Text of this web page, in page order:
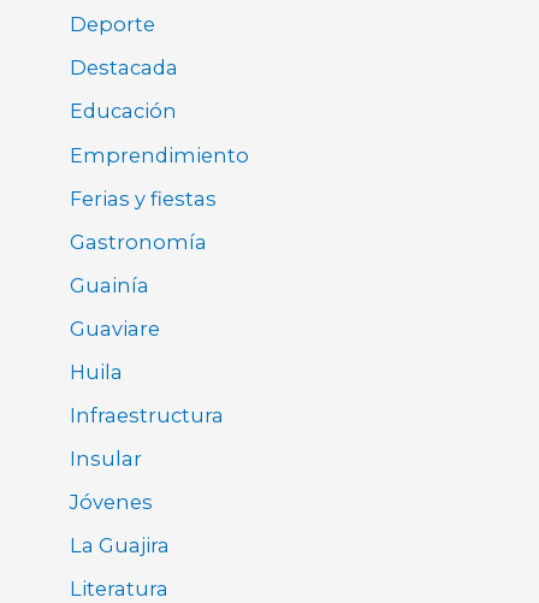
Deporte
Destacada
Educación
Emprendimiento
Ferias y fiestas
Gastronomía
Guainía
Guaviare
Huila
Infraestructura
Insular
Jóvenes
La Guajira
Literatura